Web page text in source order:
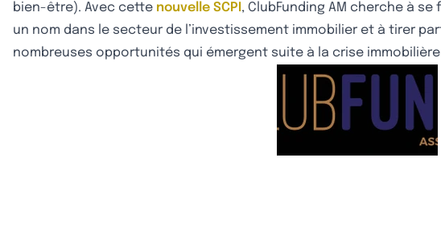
bien-être). Avec cette nouvelle SCPI , ClubFunding AM cherche à se
un nom dans le secteur de l’investissement immobilier et à tirer
nombreuses opportunités qui émergent suite à la crise